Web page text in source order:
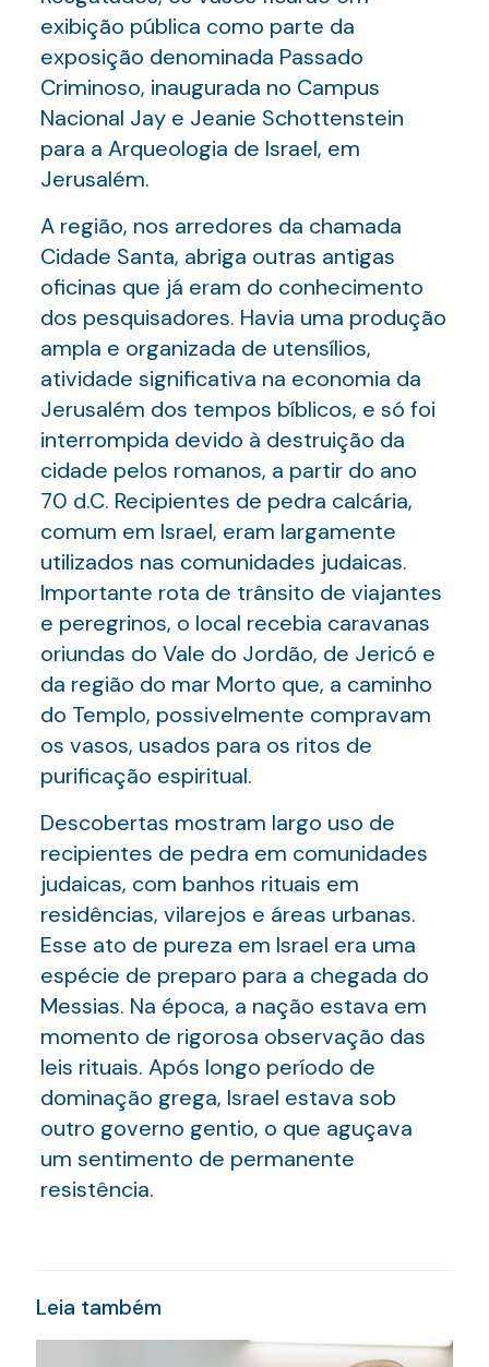
exibição pública como parte da
exposição denominada Passado
Criminoso, inaugurada no Campus
Nacional Jay e Jeanie Schottenstein
para a Arqueologia de Israel, em
Jerusalém.
A região, nos arredores da chamada
Cidade Santa, abriga outras antigas
oficinas que já eram do conhecimento
dos pesquisadores. Havia uma produção
ampla e organizada de utensílios,
atividade significativa na economia da
Jerusalém dos tempos bíblicos, e só foi
interrompida devido à destruição da
cidade pelos romanos, a partir do ano
70 d.C. Recipientes de pedra calcária,
comum em Israel, eram largamente
utilizados nas comunidades judaicas.
Importante rota de trânsito de viajantes
e peregrinos, o local recebia caravanas
oriundas do Vale do Jordão, de Jericó e
da região do mar Morto que, a caminho
do Templo, possivelmente compravam
os vasos, usados para os ritos de
purificação espiritual.
Descobertas mostram largo uso de
recipientes de pedra em comunidades
judaicas, com banhos rituais em
residências, vilarejos e áreas urbanas.
Esse ato de pureza em Israel era uma
espécie de preparo para a chegada do
Messias. Na época, a nação estava em
momento de rigorosa observação das
leis rituais. Após longo período de
dominação grega, Israel estava sob
outro governo gentio, o que aguçava
um sentimento de permanente
resistência.
Leia também